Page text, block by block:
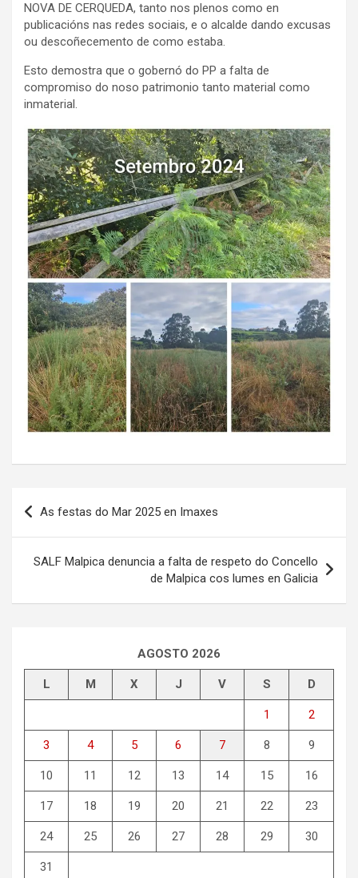
NOVA DE CERQUEDA, tanto nos plenos como en
publicacións nas redes sociais, e o alcalde dando excusas
ou descoñecemento de como estaba.
Esto demostra que o gobernó do PP a falta de
compromiso do noso patrimonio tanto material como
inmaterial.
Navegación
de
entradas
As festas do Mar 2025 en Imaxes
SALF Malpica denuncia a falta de respeto do Concello
de Malpica cos lumes en Galicia
AGOSTO 2026
L M X J V S D
1 2
3 4 5 6 7 8 9
10 11 12 13 14 15 16
17 18 19 20 21 22 23
24 25 26 27 28 29 30
31